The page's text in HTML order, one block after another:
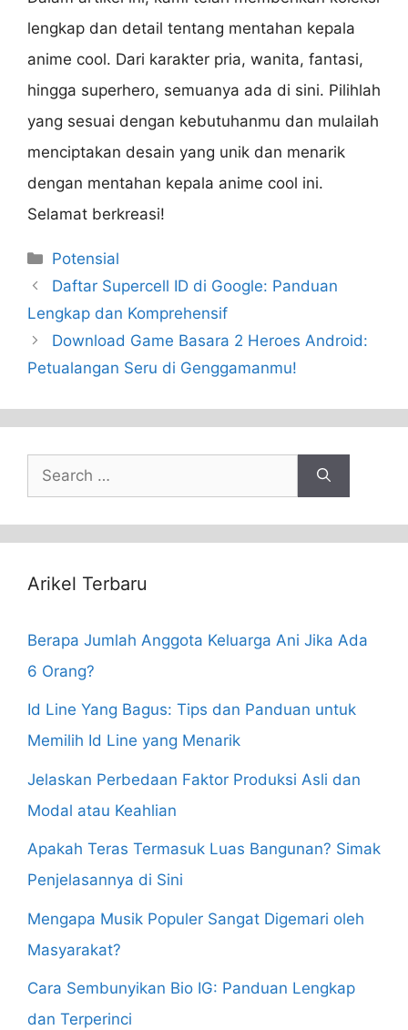
lengkap dan detail tentang mentahan kepala
anime cool. Dari karakter pria, wanita, fantasi,
hingga superhero, semuanya ada di sini. Pilihlah
yang sesuai dengan kebutuhanmu dan mulailah
menciptakan desain yang unik dan menarik
dengan mentahan kepala anime cool ini.
Selamat berkreasi!
Categories
Potensial
Daftar Supercell ID di Google: Panduan
Lengkap dan Komprehensif
Download Game Basara 2 Heroes Android:
Petualangan Seru di Genggamanmu!
Search
for:
Arikel Terbaru
Berapa Jumlah Anggota Keluarga Ani Jika Ada
6 Orang?
Id Line Yang Bagus: Tips dan Panduan untuk
Memilih Id Line yang Menarik
Jelaskan Perbedaan Faktor Produksi Asli dan
Modal atau Keahlian
Apakah Teras Termasuk Luas Bangunan? Simak
Penjelasannya di Sini
Mengapa Musik Populer Sangat Digemari oleh
Masyarakat?
Cara Sembunyikan Bio IG: Panduan Lengkap
dan Terperinci